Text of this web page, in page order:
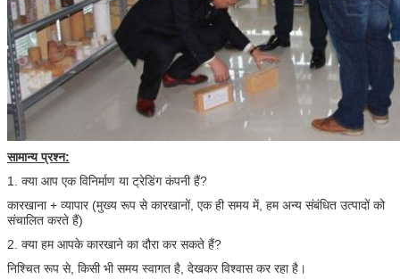
सामान्य प्रश्न:
1. क्या आप एक विनिर्माण या ट्रेडिंग कंपनी हैं?
कारखाना + व्यापार (मुख्य रूप से कारखानों, एक ही समय में, हम अन्य संबंधित उत्पादों को
संचालित करते हैं)
2. क्या हम आपके कारखाने का दौरा कर सकते हैं?
निश्चित रूप से, किसी भी समय स्वागत है, देखकर विश्वास कर रहा है।